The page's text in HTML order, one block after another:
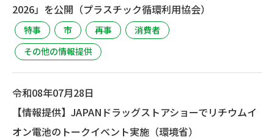
2026」を公開（プラスチック循環利用協会）
特事 市 再事
消費者
その他の情報提供
令和08年07月28日
【情報提供】JAPANドラッグストアショーでリチウムイ
オン電池のトークイベント実施（環境省）